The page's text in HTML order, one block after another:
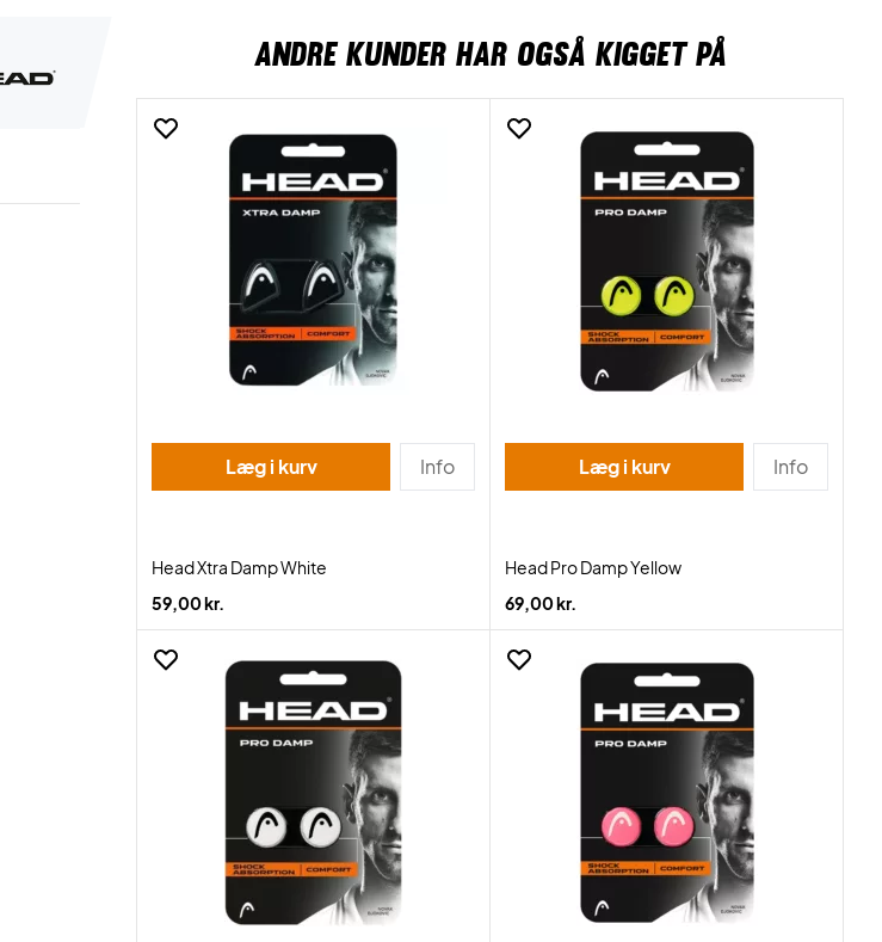
ANDRE KUNDER HAR OGSÅ KIGGET PÅ
Læg i kurv Info
Head Xtra Damp White
59,00 kr.
Læg i kurv Info
Head Pro Damp Yellow
69,00 kr.